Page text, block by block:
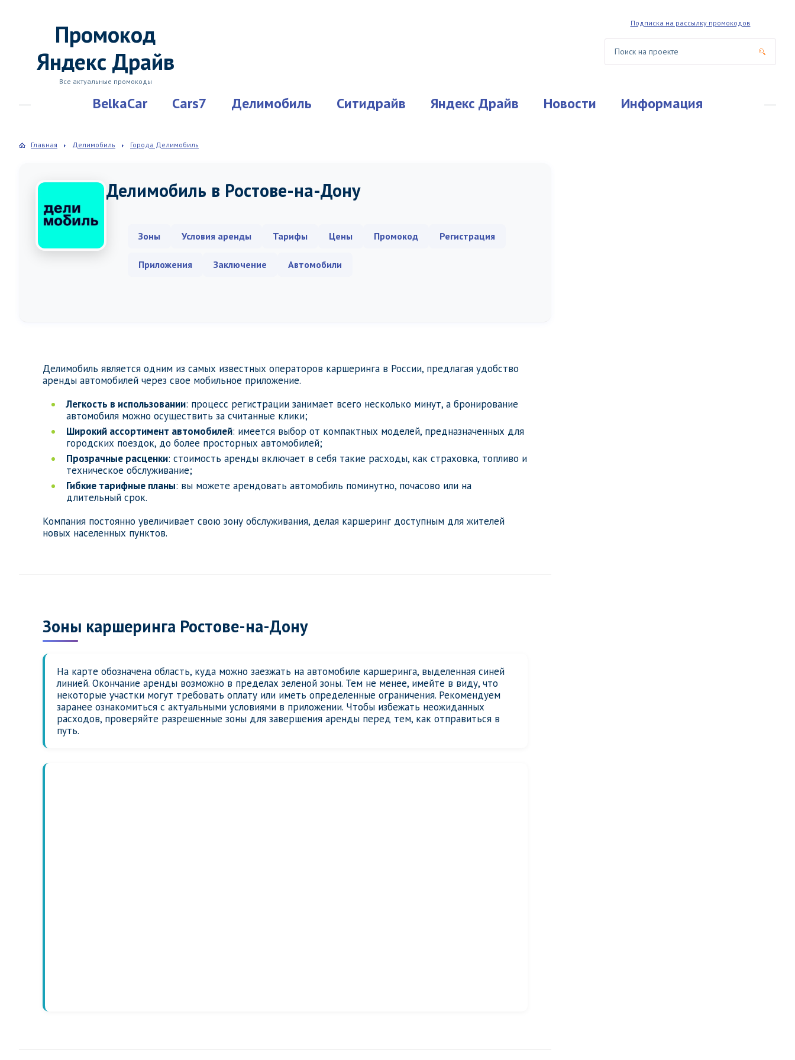
Промокод
Яндекс Драйв
Все актуальные промокоды
Подписка на рассылку промокодов
BelkaCar Cars7 Делимобиль Ситидрайв Яндекс Драйв Новости Информация
Главная Делимобиль Города Делимобиль
Делимобиль в Ростове-на-Дону
Зоны Условия аренды Тарифы Цены Промокод Регистрация
Приложения Заключение Автомобили
Делимобиль является одним из самых известных операторов каршеринга в России, предлагая удобство
аренды автомобилей через свое мобильное приложение.
Легкость в использовании: процесс регистрации занимает всего несколько минут, а бронирование
автомобиля можно осуществить за считанные клики;
Широкий ассортимент автомобилей: имеется выбор от компактных моделей, предназначенных для
городских поездок, до более просторных автомобилей;
Прозрачные расценки: стоимость аренды включает в себя такие расходы, как страховка, топливо и
техническое обслуживание;
Гибкие тарифные планы: вы можете арендовать автомобиль поминутно, почасово или на
длительный срок.
Компания постоянно увеличивает свою зону обслуживания, делая каршеринг доступным для жителей
новых населенных пунктов.
Зоны каршеринга Ростове-на-Дону
На карте обозначена область, куда можно заезжать на автомобиле каршеринга, выделенная синей
линией. Окончание аренды возможно в пределах зеленой зоны. Тем не менее, имейте в виду, что
некоторые участки могут требовать оплату или иметь определенные ограничения. Рекомендуем
заранее ознакомиться с актуальными условиями в приложении. Чтобы избежать неожиданных
расходов, проверяйте разрешенные зоны для завершения аренды перед тем, как отправиться в
путь.